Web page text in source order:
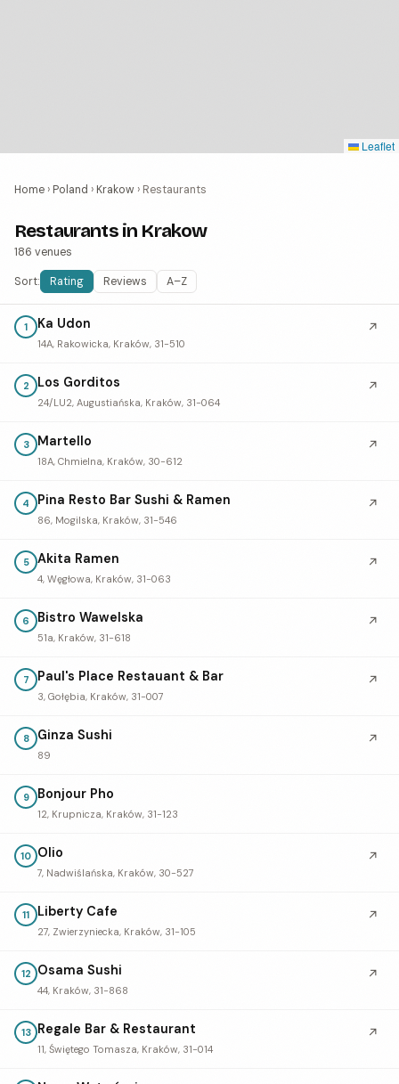
Home › Poland › Krakow › Restaurants
Restaurants in Krakow
186 venues
Sort: Rating Reviews A–Z
1 Ka Udon
14A, Rakowicka, Kraków, 31-510
↗
2 Los Gorditos
24/LU2, Augustiańska, Kraków, 31-064
↗
3 Martello
18A, Chmielna, Kraków, 30-612
↗
4 Pina Resto Bar Sushi & Ramen
86, Mogilska, Kraków, 31-546
↗
5 Akita Ramen
4, Węgłowa, Kraków, 31-063
↗
6 Bistro Wawelska
51a, Kraków, 31-618
↗
7 Paul's Place Restauant & Bar
3, Gołębia, Kraków, 31-007
↗
8 Ginza Sushi
89
↗
9 Bonjour Pho
12, Krupnicza, Kraków, 31-123
10 Olio
7, Nadwiślańska, Kraków, 30-527
↗
11 Liberty Cafe
27, Zwierzyniecka, Kraków, 31-105
↗
12 Osama Sushi
44, Kraków, 31-868
↗
13 Regale Bar & Restaurant
11, Świętego Tomasza, Kraków, 31-014
↗
Leaflet